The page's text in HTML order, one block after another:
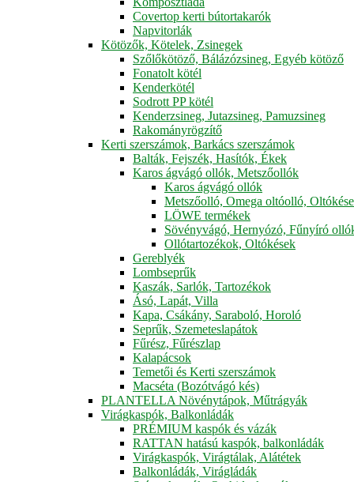
Covertop kerti bútortakarók
Napvitorlák
Kötözők, Kötelek, Zsinegek
Szőlőkötöző, Bálázózsineg, Egyéb kötöző
Fonatolt kötél
Kenderkötél
Sodrott PP kötél
Kenderzsineg, Jutazsineg, Pamuzsineg
Rakományrögzítő
Kerti szerszámok, Barkács szerszámok
Balták, Fejszék, Hasítók, Ékek
Karos ágvágó ollók, Metszőollók
Karos ágvágó ollók
Metszőolló, Omega oltóolló,
LÖWE termékek
Sövényvágó, Hernyózó, Fűnyíró
Ollótartozékok, Oltókések
Gereblyék
Lombseprűk
Kaszák, Sarlók, Tartozékok
Ásó, Lapát, Villa
Kapa, Csákány, Saraboló, Horoló
Seprűk, Szemeteslapátok
Fűrész, Fűrészlap
Kalapácsok
Temetői és Kerti szerszámok
Macséta (Bozótvágó kés)
PLANTELLA Növénytápok, Műtrágyák
Virágkaspók, Balkonládák
PRÉMIUM kaspók és vázák
RATTAN hatású kaspók, balkonládák
Virágkaspók, Virágtálak, Alátétek
Balkonládák, Virágládák